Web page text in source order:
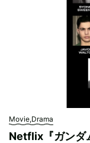
Movie,Drama
Netflix『ガンダ